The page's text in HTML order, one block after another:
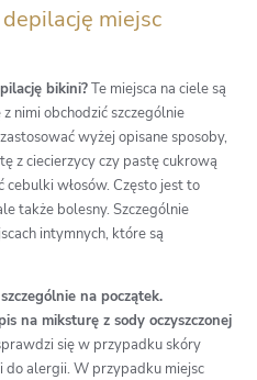
miejsc
bikini?Te miejsca na ciele są
nimi obchodzić szczególnie
wyżej opisane sposoby,
z ciecierzycy czy pastę cukrową
cebulki włosów. Często jest to
także bolesny. Szczególnie
intymnych, które są
na początek.
na miksturę z sody oczyszczonej
się w przypadku skóry
alergii. W przypadku miejsc